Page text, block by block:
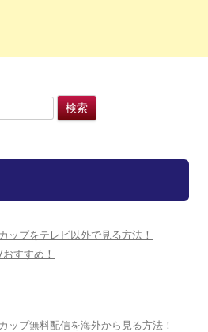
ップをテレビ以外で見る方法！
すすめ！
ップ無料配信を海外から見る方法！